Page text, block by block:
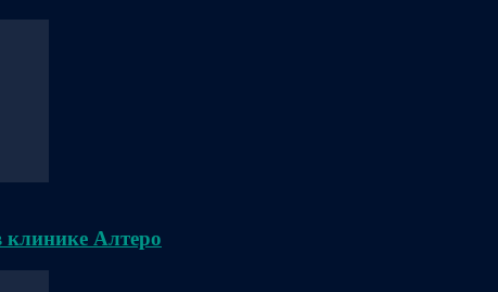
Алтеро